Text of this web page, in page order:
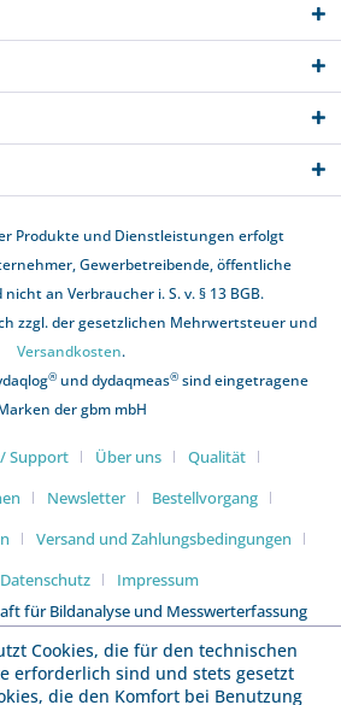
Produkte und Dienstleistungen erfolgt
Gewerbetreibende, öffentliche
an Verbraucher i. S. v. § 13 BGB.
zzgl. der gesetzlichen Mehrwertsteuer und
Versandkosten.
®und dydaqmeas®sind eingetragene
der gbm mbH
Support Über uns
Qualität
Newsletter
Bestellvorgang
Versand und Zahlungsbedingungen
Datenschutz
Impressum
für Bildanalyse und Messwerterfassung
mbH
Cookies, die für den technischen
erforderlich sind und stets gesetzt
die den Komfort bei Benutzung